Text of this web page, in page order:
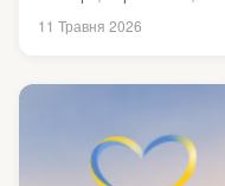
кордон змінює навіть
11 Травня 2026